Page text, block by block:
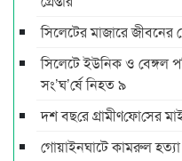
সিলেটের মাজারে জীবনের
সিলেটে ইউনিক ও বেঙ্গল
সং’ঘ’র্ষে নিহত ৯
দশ বছ‌রে গ্রামীণ‌ফো‌সের
গোয়াইনঘাটে কামরুল হত্যা